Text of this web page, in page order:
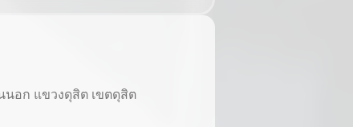
อก แขวงดุสิต เขตดุสิต